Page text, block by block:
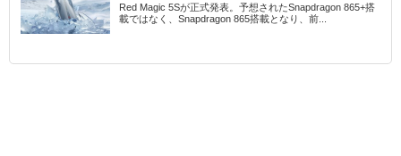
Red Magic 5Sが正式発表。予想されたSnapdragon 865+搭
載ではなく、Snapdragon 865搭載となり、前...